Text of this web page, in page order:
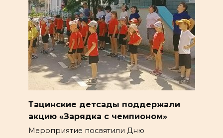
Тацинские детсады поддержали
акцию «Зарядка с чемпионом»
Мероприятие посвятили Дню